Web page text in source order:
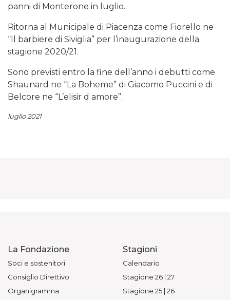
panni di Monterone in luglio.
Ritorna al Municipale di Piacenza come Fiorello ne
“Il barbiere di Siviglia” per l’inaugurazione della
stagione 2020/21.
Sono previsti entro la fine dell’anno i debutti come
Shaunard ne “La Boheme” di Giacomo Puccini e di
Belcore ne “L’elisir d amore”.
luglio 2021
La Fondazione
Soci e sostenitori
Consiglio Direttivo
Organigramma
Stagioni
Calendario
Stagione 26 | 27
Stagione 25 | 26